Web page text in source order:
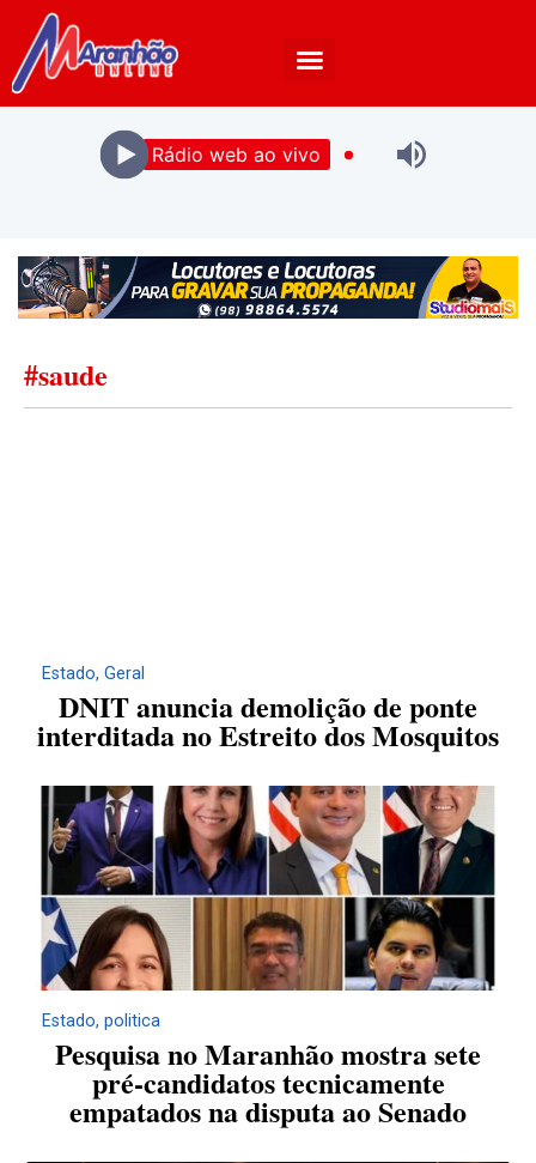
Rádio web ao vivo
#saude
Estado, Geral
DNIT anuncia demolição de ponte
interditada no Estreito dos Mosquitos
Estado, politica
Pesquisa no Maranhão mostra sete
pré-candidatos tecnicamente
empatados na disputa ao Senado